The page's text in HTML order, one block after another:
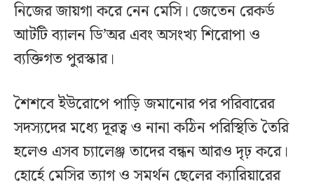
নিজের জায়গা করে নেন মেসি। জেতেন রেকর্ড
আটটি ব্যালন ডি’অর এবং অসংখ্য শিরোপা ও
ব্যক্তিগত পুরস্কার।
শৈশবে ইউরোপে পাড়ি জমানোর পর পরিবারের
সদস্যদের মধ্যে দূরত্ব ও নানা কঠিন পরিস্থিতি তৈরি
হলেও এসব চ্যালেঞ্জ তাদের বন্ধন আরও দৃঢ় করে।
হোর্হে মেসির ত্যাগ ও সমর্থন ছেলের ক্যারিয়ারের